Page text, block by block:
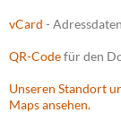
vCard -
QR-Codefür den
Unseren Standort
Maps ansehen.